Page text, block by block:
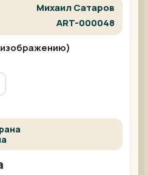
Михаил Сатаров
ART-000048